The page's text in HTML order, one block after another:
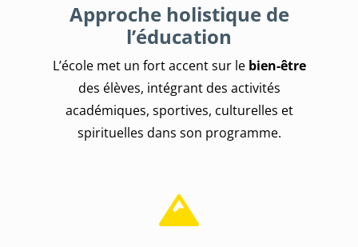
Approche holistique de
l’éducation
L’école met un fort accent sur le bien-être
des élèves, intégrant des activités
académiques, sportives, culturelles et
spirituelles dans son programme.